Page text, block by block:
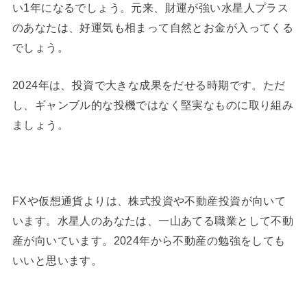
い1年になるでしょう。元来、財運が強い水星人プラス
のあなたは、好運気も相まって自然とお金が入ってくる
でしょう。
2024年は、投資で大きな成果をだせる時期です。ただ
し、ギャンブル的な投機ではなく堅実なものに取り組み
ましょう。
FXや仮想通貨よりは、株式投資や不動産投資が向いて
います。水星人のあなたは、一山あてる職業として不動
産が向いています。2024年から不動産の勉強をしても
いいと思います。